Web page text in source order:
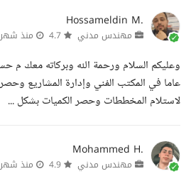
Hossameldin M.
مهندس مدني منذ شهر
لاستلام المخططات وحصر الكميات بشكل ...
Mohammed H.
مهندس مدني منذ شهر